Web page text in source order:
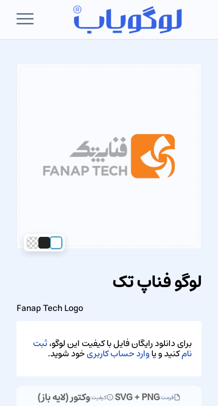
لوگو فناپ تک
Fanap Tech Logo
برای دانلود رایگان فایل با کیفیت این لوگو،ثبت
نامکنید و یاوارد حساب کاربریخود شوید.
فرمت:SVG + PNG
| کیفیت:وکتور (لایه باز)